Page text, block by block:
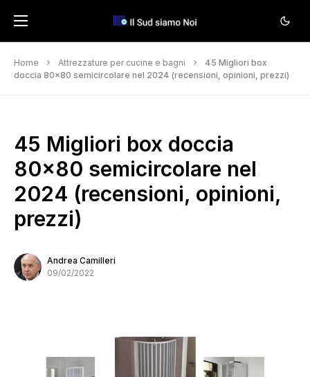
Home Attrezzature per cucine e bagni
45 Migliori box
doccia 80×80 semicircolare nel 2024 (recensioni, opinioni, prezzi)
45 Migliori box doccia
80×80 semicircolare nel
2024 (recensioni, opinioni,
prezzi)
Andrea Camilleri
09/02/2022